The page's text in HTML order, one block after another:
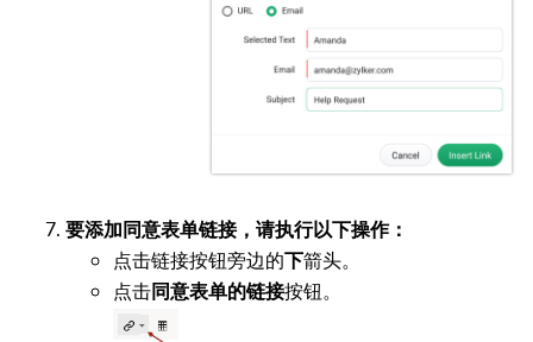
要添加同意表单链接，请执行以下操作：
点击链接按钮旁边的 下箭头。
点击同意表单的链接按钮。